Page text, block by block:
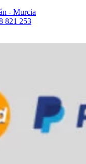
- Murcia
821 253